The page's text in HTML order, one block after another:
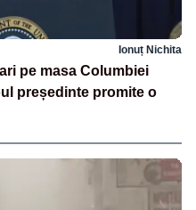
Ionuț Nichita
pe masa Columbiei
președinte promite o